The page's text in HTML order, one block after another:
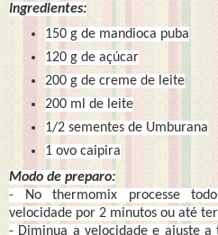
Ingredientes:
150 g de mandioca puba
120 g de açúcar
200 g de creme de leite
200 ml de leite
1/2 sementes de Umburana
1 ovo caipira
Modo de preparo:
- No thermomix processe
velocidade por 2 minutos ou até
- Diminua a velocidade e ajuste a